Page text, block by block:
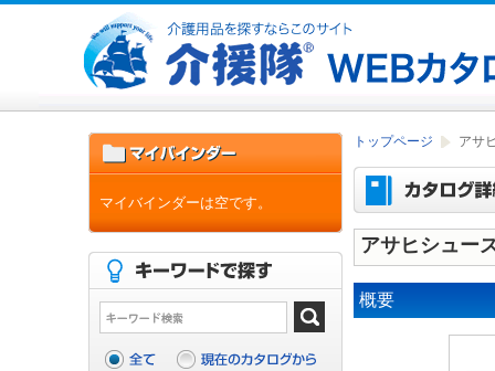
トップページ アサ
アサヒシュー
概要
マイバインダーは空です。